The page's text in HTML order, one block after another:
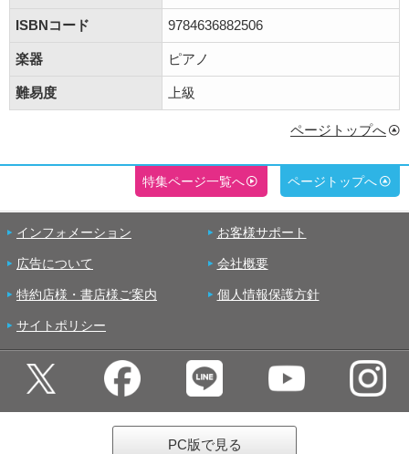
ISBNコード 9784636882506
楽器 ピアノ
難易度 上級
ページトップへ
特集ページ一覧へ ページトップへ
インフォメーション お客様サポート
広告について 会社概要
特約店様・書店様ご案内 個人情報保護方針
サイトポリシー
PC版で見る